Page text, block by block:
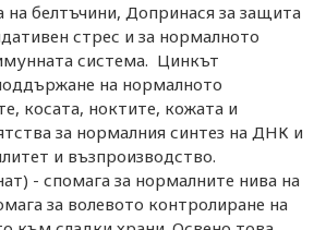
на белтъчини, Допринася за защита
стрес и за нормалното
система. Цинкът
на нормалното
косата, ноктите, кожата и
за нормалния синтез на ДНК и
и възпроизводство.
- спомага за нормалните нива на
за волевото контролиране на